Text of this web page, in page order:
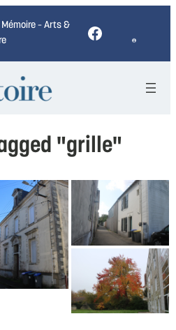
– Arts &
Facebook
"grille"